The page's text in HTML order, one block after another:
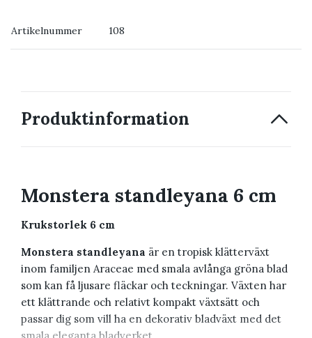
Artikelnummer 108
Produktinformation
Monstera standleyana 6 cm
Krukstorlek 6 cm
Monstera standleyana är en tropisk klätterväxt
inom familjen Araceae med smala avlånga gröna blad
som kan få ljusare fläckar och teckningar. Växten har
ett klättrande och relativt kompakt växtsätt och
passar dig som vill ha en dekorativ bladväxt med det